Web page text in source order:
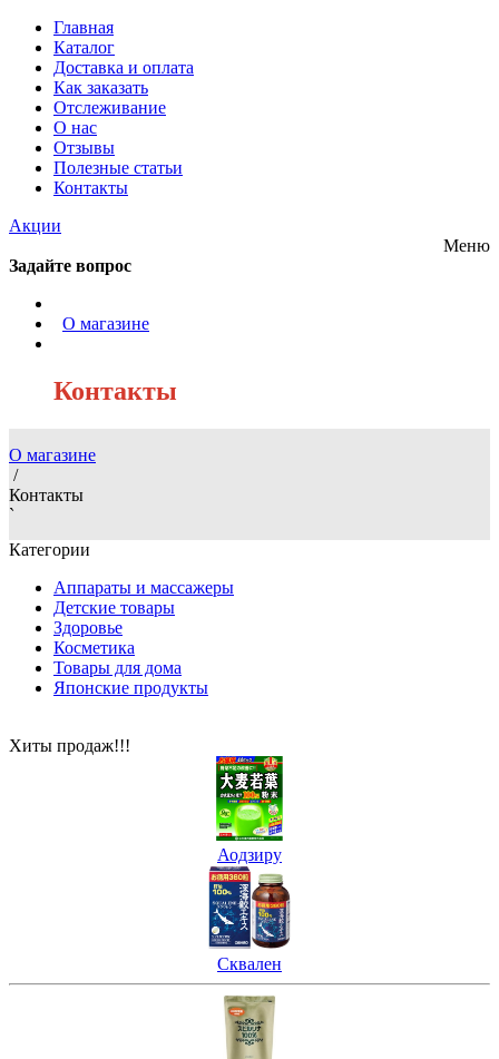
Главная
Каталог
Доставка и оплата
Как заказать
Отслеживание
О нас
Отзывы
Полезные статьи
Контакты
Акции
Меню
Задайте вопрос
О магазине
Контакты
О магазине
/
Контакты
`
Категории
Аппараты и массажеры
Детские товары
Здоровье
Косметика
Товары для дома
Японские продукты
Хиты продаж!!!
Аодзиру
Сквален